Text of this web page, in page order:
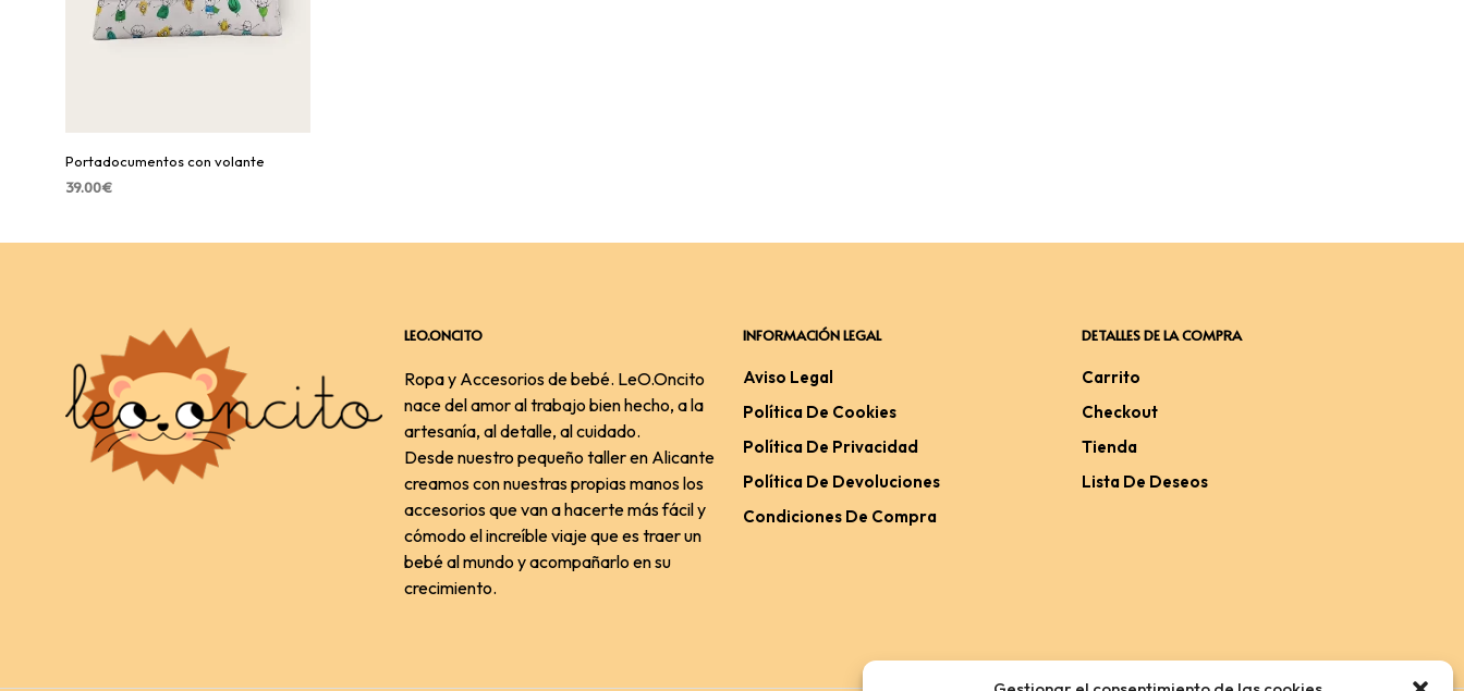
Portadocumentos con volante
39.00€
LEO.ONCITO
Ropa y Accesorios de bebé. LeO.Oncito
nace del amor al trabajo bien hecho, a la
artesanía, al detalle, al cuidado.
Desde nuestro pequeño taller en Alicante
creamos con nuestras propias manos los
accesorios que van a hacerte más fácil y
cómodo el increíble viaje que es traer un
bebé al mundo y acompañarlo en su
crecimiento.
INFORMACIÓN LEGAL
Aviso Legal
Política De Cookies
Política De Privacidad
Política De Devoluciones
Condiciones De Compra
DETALLES DE LA COMPRA
Carrito
Checkout
Tienda
Lista De Deseos